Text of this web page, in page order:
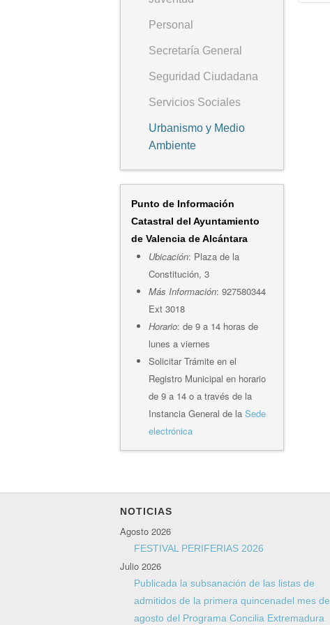
Personal
Secretaría General
Seguridad Ciudadana
Servicios Sociales
Urbanismo y Medio
Ambiente
Punto de Información
Catastral del Ayuntamiento
de Valencia de Alcántara
Ubicación: Plaza de la
Constitución, 3
Más Información: 927580344
Ext 3018
Horario: de 9 a 14 horas de
lunes a viernes
Solicitar Trámite en el
Registro Municipal en horario
de 9 a 14 o a través de la
Instancia General de la Sede
electrónica
NOTICIAS
Agosto 2026
FESTIVAL PERIFERIAS 2026
Julio 2026
Publicada la subsanación de las listas de
admitidos de la primera quincenadel mes de
agosto del Programa Concilia Extremadura